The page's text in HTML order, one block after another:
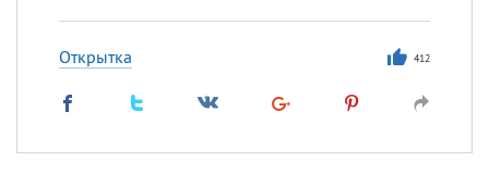
Открытка 412